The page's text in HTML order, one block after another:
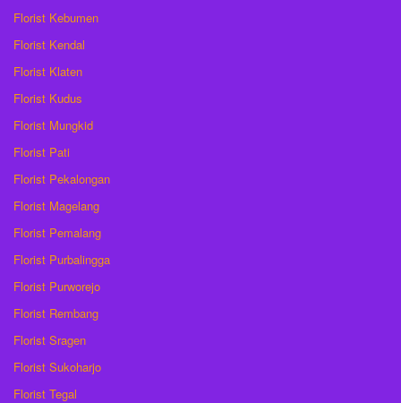
Florist Kebumen
Florist Kendal
Florist Klaten
Florist Kudus
Florist Mungkid
Florist Pati
Florist Pekalongan
Florist Magelang
Florist Pemalang
Florist Purbalingga
Florist Purworejo
Florist Rembang
Florist Sragen
Florist Sukoharjo
Florist Tegal